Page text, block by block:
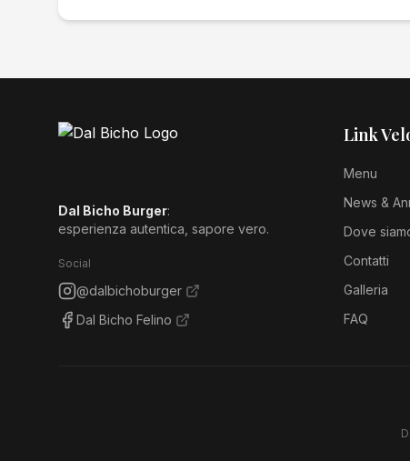
Dal Bicho Burger:
esperienza autentica, sapore vero.
Social
@dalbichoburger
Dal Bicho Felino
Link
Menu
News &
Dove
Contatti
Galleria
FAQ